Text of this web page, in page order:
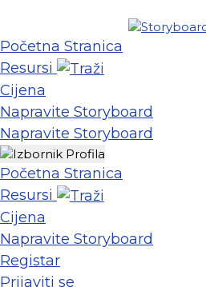
Početna Stranica
Resursi
Cijena
Napravite Storyboard
Napravite Storyboard
Početna Stranica
Resursi
Cijena
Napravite Storyboard
Registar
Prijaviti se